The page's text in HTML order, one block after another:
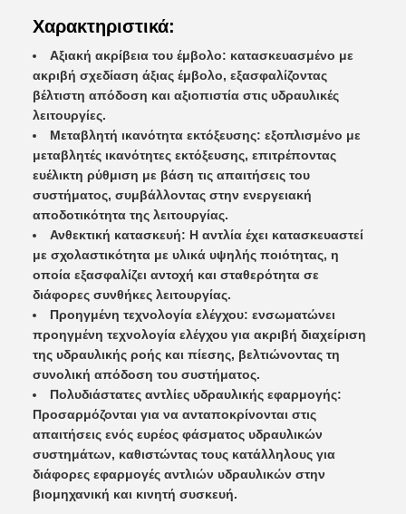
Χαρακτηριστικά:
Αξιακή ακρίβεια του έμβολο: κατασκευασμένο με
ακριβή σχεδίαση άξιας έμβολο, εξασφαλίζοντας
βέλτιστη απόδοση και αξιοπιστία στις υδραυλικές
λειτουργίες.
Μεταβλητή ικανότητα εκτόξευσης: εξοπλισμένο με
μεταβλητές ικανότητες εκτόξευσης, επιτρέποντας
ευέλικτη ρύθμιση με βάση τις απαιτήσεις του
συστήματος, συμβάλλοντας στην ενεργειακή
αποδοτικότητα της λειτουργίας.
Ανθεκτική κατασκευή: Η αντλία έχει κατασκευαστεί
με σχολαστικότητα με υλικά υψηλής ποιότητας, η
οποία εξασφαλίζει αντοχή και σταθερότητα σε
διάφορες συνθήκες λειτουργίας.
Προηγμένη τεχνολογία ελέγχου: ενσωματώνει
προηγμένη τεχνολογία ελέγχου για ακριβή διαχείριση
της υδραυλικής ροής και πίεσης, βελτιώνοντας τη
συνολική απόδοση του συστήματος.
Πολυδιάστατες αντλίες υδραυλικής εφαρμογής:
Προσαρμόζονται για να ανταποκρίνονται στις
απαιτήσεις ενός ευρέος φάσματος υδραυλικών
συστημάτων, καθιστώντας τους κατάλληλους για
διάφορες εφαρμογές αντλιών υδραυλικών στην
βιομηχανική και κινητή συσκευή.